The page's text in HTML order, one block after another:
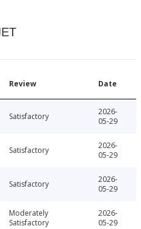
Review Date
Satisfactory
2026-
05-29
Satisfactory
2026-
05-29
Satisfactory
2026-
05-29
Moderately
Satisfactory
2026-
05-29